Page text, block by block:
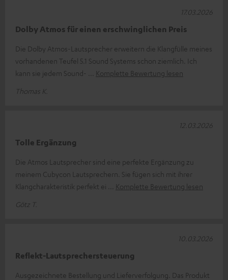
Dolby Atmos für einen erschwinglichen Preis
Die Dolby Atmos-Lautsprecher erweitern die Klangfülle meines
vorhandenen Teufel 5.1 Sound Systems schon ziemlich. Ich
kann sie jedem Sound-
Komplette Bewertung lesen
Thomas K.
17.03.2026
Tolle Ergänzung
Die Atmos Lautsprecher sind eine perfekte Ergänzung zu
meinem Cubycon Lautsprechern. Sie fügen sich mit ihrer
Klangcharakteristik perfekt ei
Komplette Bewertung lesen
Götz T.
12.03.2026
Reflekt-Lautsprechersteuerung
Ausgezeichnete Bestellung und Lieferverfolgung. Das Produkt
10.03.2026